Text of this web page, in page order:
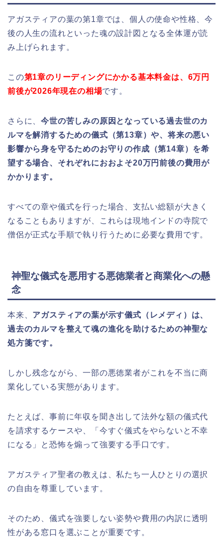
アガスティアの葉の第1章では、個人の使命や性格、今
後の人生の流れといった魂の設計図となる全体運が読
み上げられます。
この第1章のリーディングにかかる基本料金は、6万円
前後が2026年現在の相場です。
さらに、今世の苦しみの原因となっている過去世のカ
ルマを解消するための儀式（第13章）や、将来の悪い
影響から身を守るためのお守りの作成（第14章）を希
望する場合、それぞれにおおよそ20万円前後の費用が
かかります。
すべての章や儀式を行った場合、支払い総額が大きく
なることもありますが、これらは現地インドの寺院で
僧侶が正式な手順で執り行うために必要な費用です。
神聖な儀式を悪用する悪徳業者と商業化への懸
念
本来、 アガスティアの葉が示す儀式（レメディ）は、
過去のカルマを整えて魂の進化を助けるための神聖な
処方箋です。
しかし残念ながら、一部の悪徳業者がこれを不当に商
業化している実態があります。
たとえば、事前に年収を聞き出して法外な額の儀式代
を請求するケースや、「今すぐ儀式をやらないと不幸
になる」と恐怖を煽って強要する手口です。
アガスティア聖者の教えは、私たち一人ひとりの選択
の自由を尊重しています。
そのため、儀式を強要しない姿勢や費用の内訳に透明
性がある窓口を選ぶことが重要です。